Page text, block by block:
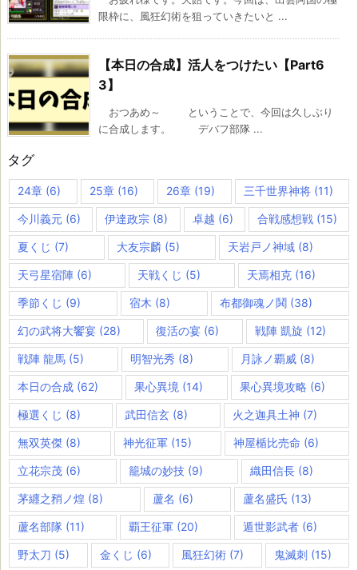
限枠に、風狂幻術を狙っていきたいと ...
【本日の合成】活人をつけたい【Part6
3】
おつあめ～ ということで、今回は久しぶり
に合成します。 デバフ部隊 ...
タグ
24章 (6) 25章(16) 26章 (19) 三千世界神将(11)
今川義元 (6) 伊達政宗 (8) 卓越 (6) 合戦感想戦(15)
夏くじ (7) 大友宗麟 (5) 天岩戸ノ神域 (8)
天弓星宿陣 (6) 天戦くじ (5) 天焉相克(16)
季節くじ (9) 宿木 (8) 布都御魂ノ鬨(38)
幻の武将大饗宴 (28) 復活の宴 (6) 戦陣 凱旋 (12)
戦陣 龍馬 (5) 明智光秀 (8) 月詠ノ覇威(8)
本日の合成 (62) 果心異境 (14) 果心異境攻略 (6)
極選くじ (8) 武田信玄 (8) 火之迦具土神 (7)
無双英傑 (8) 神光征軍(15) 神屋楯比売命 (6)
立花宗茂 (6) 籠城の妙技(9) 織田信長 (8)
茅纒之矟ノ煌 (8) 蘆名 (6) 蘆名盛氏 (13)
蘆名部隊 (11) 覇王征軍 (20) 遁世影武者(6)
野太刀 (5) 金くじ (6) 風狂幻術 (7) 鬼滅刺(15)